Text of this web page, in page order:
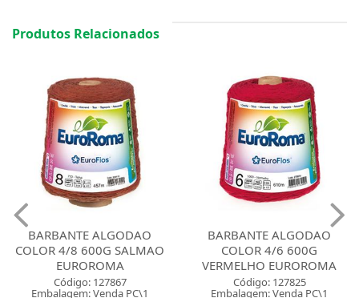
Produtos Relacionados
BARBANTE ALGODAO
COLOR 4/8 600G SALMAO
EUROROMA
Código: 127867
Embalagem: Venda PC\1
BARBANTE ALGODAO
COLOR 4/6 600G
VERMELHO EUROROMA
Código: 127825
Embalagem: Venda PC\1